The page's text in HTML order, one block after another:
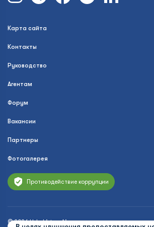
Карта сайта
Контакты
Руководство
Агентам
Форум
Вакансии
Партнеры
Фотогалерея
Противодействие коррупции
© 2026 Uzbekistan Airways